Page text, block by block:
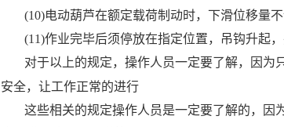
(10)电动葫芦在额定载荷制动时，下滑位移量
(11)作业完毕后须停放在指定位置，吊钩升起
对于以上的规定，操作人员一定要了解，因为
安全，让工作正常的进行
这些相关的规定操作人员是一定要了解的，因